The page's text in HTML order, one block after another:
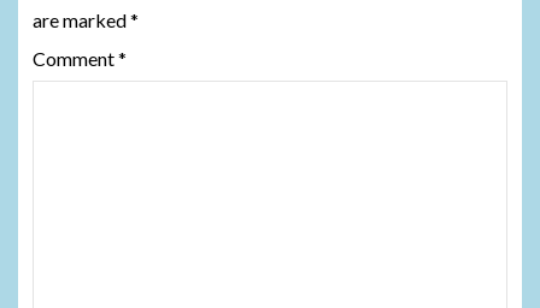
are marked*
Comment*